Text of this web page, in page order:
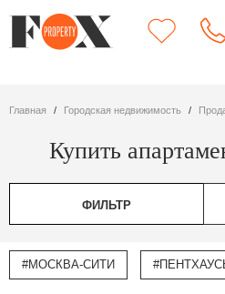
Главная Городская недвижимость
Купить
ФИЛЬТР
#МОСКВА-СИТИ